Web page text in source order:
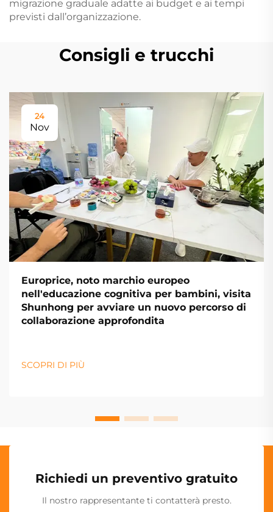
migrazione graduale adatte ai budget e ai tempi
previsti dall’organizzazione.
Consigli e trucchi
24
Nov
Europrice, noto marchio europeo
nell'educazione cognitiva per bambini, visita
Shunhong per avviare un nuovo percorso di
collaborazione approfondita
SCOPRI DI PIÙ
Richiedi un preventivo gratuito
Il nostro rappresentante ti contatterà presto.